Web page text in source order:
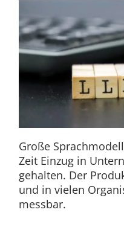
Große
Zeit Einzug in
gehalten. Der
und in vielen
messbar.